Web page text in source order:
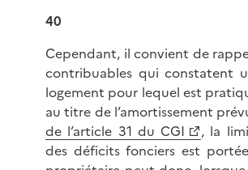
40
Cependant, il convient de
contribuables qui constatent
logement pour lequel est
au titre de l’amortissement
de l’article 31 du CGI
, la
des déficits fonciers est